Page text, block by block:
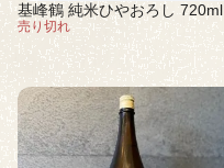
基峰鶴 純米ひやおろし 720ml
売り切れ